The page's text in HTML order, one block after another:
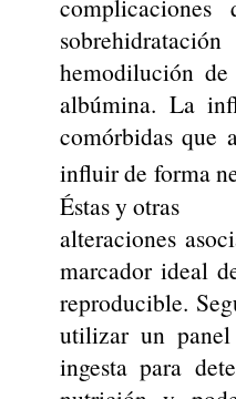
hemodilución
albúmina. La
comórbidas que
influir de forma
Éstas y otras
alteraciones
marcador ideal
reproducible.
utilizar un
ingesta para